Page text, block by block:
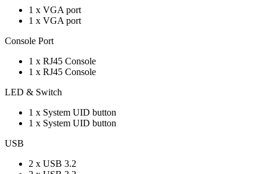
1 x VGA port
1 x VGA port
Console Port
1 x RJ45 Console
1 x RJ45 Console
LED & Switch
1 x System UID button
1 x System UID button
USB
2 x USB 3.2